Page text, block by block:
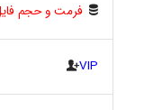
فرمت و حجم
VIP